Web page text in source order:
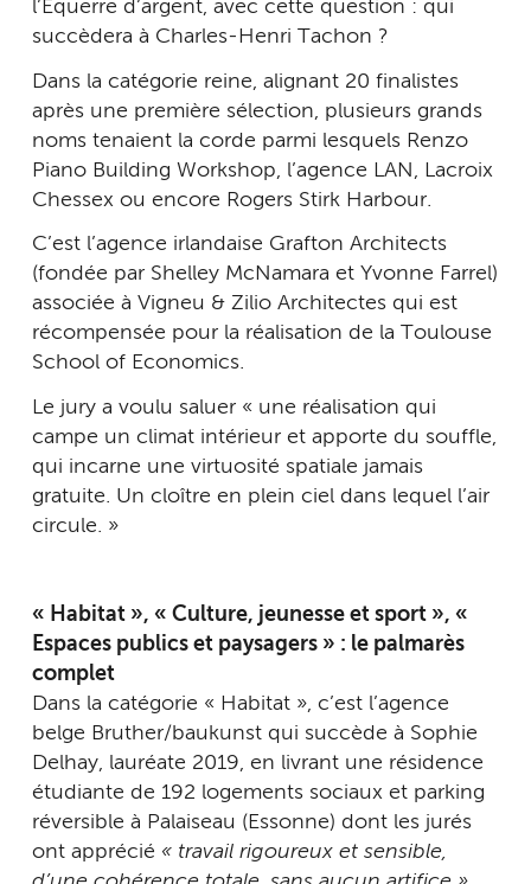
l’Équerre d’argent, avec cette question : qui
succèdera à Charles-Henri Tachon ?
Dans la catégorie reine, alignant 20 finalistes
après une première sélection, plusieurs grands
noms tenaient la corde parmi lesquels Renzo
Piano Building Workshop, l’agence LAN, Lacroix
Chessex ou encore Rogers Stirk Harbour.
C’est l’agence irlandaise Grafton Architects
(fondée par Shelley McNamara et Yvonne Farrel)
associée à Vigneu & Zilio Architectes qui est
récompensée pour la réalisation de la Toulouse
School of Economics.
Le jury a voulu saluer « une réalisation qui
campe un climat intérieur et apporte du souffle,
qui incarne une virtuosité spatiale jamais
gratuite. Un cloître en plein ciel dans lequel l’air
circule. »
« Habitat », « Culture, jeunesse et sport », «
Espaces publics et paysagers » : le palmarès
complet
Dans la catégorie « Habitat », c’est l’agence
belge Bruther/baukunst qui succède à Sophie
Delhay, lauréate 2019, en livrant une résidence
étudiante de 192 logements sociaux et parking
réversible à Palaiseau (Essonne) dont les jurés
ont apprécié « travail rigoureux et sensible,